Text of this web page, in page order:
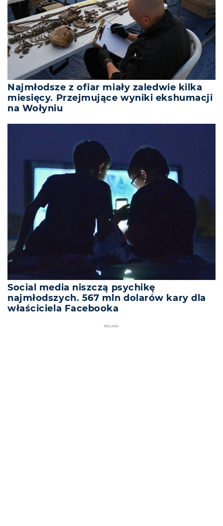
Najmłodsze z ofiar miały zaledwie kilka
miesięcy. Przejmujące wyniki ekshumacji
na Wołyniu
Social media niszczą psychikę
najmłodszych. 567 mln dolarów kary dla
właściciela Facebooka
REKLAMA